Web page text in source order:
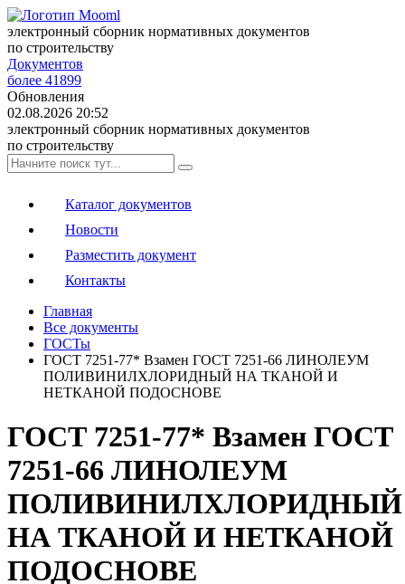
электронный сборник нормативных документов
по строительству
Документов
более 41899
Обновления
02.08.2026 20:52
электронный сборник нормативных документов
по строительству
Каталог документов
Новости
Разместить документ
Контакты
Главная
Все документы
ГОСТы
ГОСТ 7251-77* Взамен ГОСТ 7251-66 ЛИНОЛЕУМ
ПОЛИВИНИЛХЛОРИДНЫЙ НА ТКАНОЙ И
НЕТКАНОЙ ПОДОСНОВЕ
ГОСТ 7251-77* Взамен ГОСТ
7251-66 ЛИНОЛЕУМ
ПОЛИВИНИЛХЛОРИДНЫЙ
НА ТКАНОЙ И НЕТКАНОЙ
ПОДОСНОВЕ